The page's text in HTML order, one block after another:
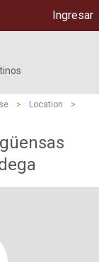
Ingresar
> Location
>